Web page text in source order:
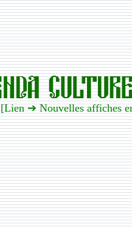
[Lien ➔ Nouvelles affiches